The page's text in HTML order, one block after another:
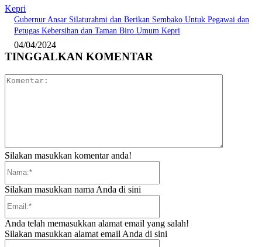
Kepri
Gubernur Ansar Silaturahmi dan Berikan Sembako Untuk Pegawai dan
Petugas Kebersihan dan Taman Biro Umum Kepri
04/04/2024
TINGGALKAN KOMENTAR
Silakan masukkan komentar anda!
Silakan masukkan nama Anda di sini
Anda telah memasukkan alamat email yang salah!
Silakan masukkan alamat email Anda di sini